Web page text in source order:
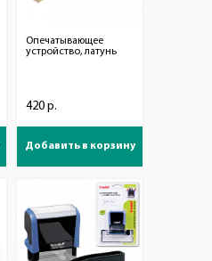
Опечатывающее
устройство, латунь
420 р.
Добавить в корзину